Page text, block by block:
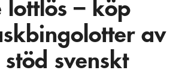
lottlös – köp
av
stöd svenskt